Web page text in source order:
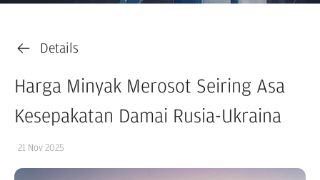
Details
Harga Minyak Merosot Seiring Asa
Kesepakatan Damai Rusia-Ukraina
21 Nov 2025